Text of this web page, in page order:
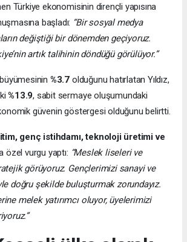
Türkiye ekonomisinin dirençli yapısına
başladı: “Bir sosyal medya
değiştiği bir dönemden geçiyoruz.
artık talihinin döndüğü görülüyor.”
%3.7 olduğunu hatırlatan Yıldız,
%13.9, sabit sermaye oluşumundaki
güvenin göstergesi olduğunu belirtti.
genç istihdamı, teknoloji üretimi ve
özel vurgu yaptı: “Meslek liseleri ve
görüyoruz. Gençlerimizi sanayi ve
doğru şekilde buluşturmak zorundayız.
melek yatırımcı oluyor, üyelerimizi